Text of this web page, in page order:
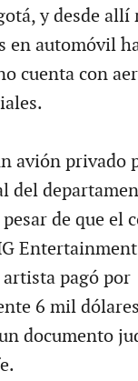
y desde allí
en automóvil
cuenta con
avión privado
del
pesar de que el
pagó por
6 mil
documento